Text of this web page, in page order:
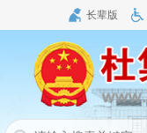
长辈版